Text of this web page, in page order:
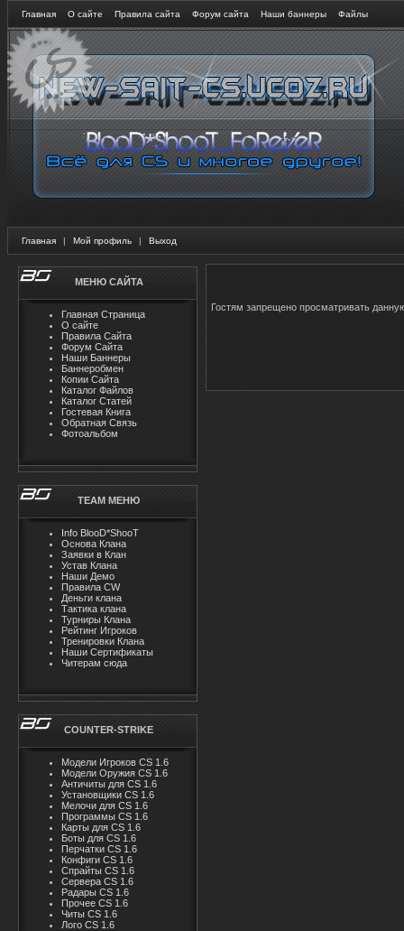
Главная О сайте Правила сайта Форум сайта Наши баннеры Файлы
Главная | Мой профиль | Выход
МЕНЮ САЙТА
Главная Страница
О сайте
Правила Сайта
Форум Сайта
Наши Баннеры
Баннеробмен
Копии Сайта
Каталог Файлов
Каталог Статей
Гостевая Книга
Обратная Связь
Фотоальбом
TEAM MЕНЮ
Info BlooD*ShooT
Основа Клана
Заявки в Клан
Устав Клана
Наши Демо
Правила CW
Деньги клана
Тактика клана
Турниры Клана
Рейтинг Игроков
Тренировки Клана
Наши Сертификаты
Читерам сюда
COUNTER-STRIKE
Модели Игроков CS 1.6
Модели Оружия CS 1.6
Античиты для CS 1.6
Установщики CS 1.6
Мелочи для CS 1.6
Программы CS 1.6
Карты для CS 1.6
Боты для CS 1.6
Перчатки CS 1.6
Конфиги CS 1.6
Спрайты CS 1.6
Сервера CS 1.6
Радары CS 1.6
Прочее CS 1.6
Читы CS 1.6
Лого CS 1.6
Гостям запрещено просматривать